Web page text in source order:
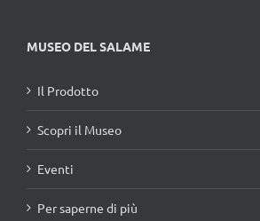
MUSEO DEL SALAME
Il Prodotto
Scopri il Museo
Eventi
Per saperne di più